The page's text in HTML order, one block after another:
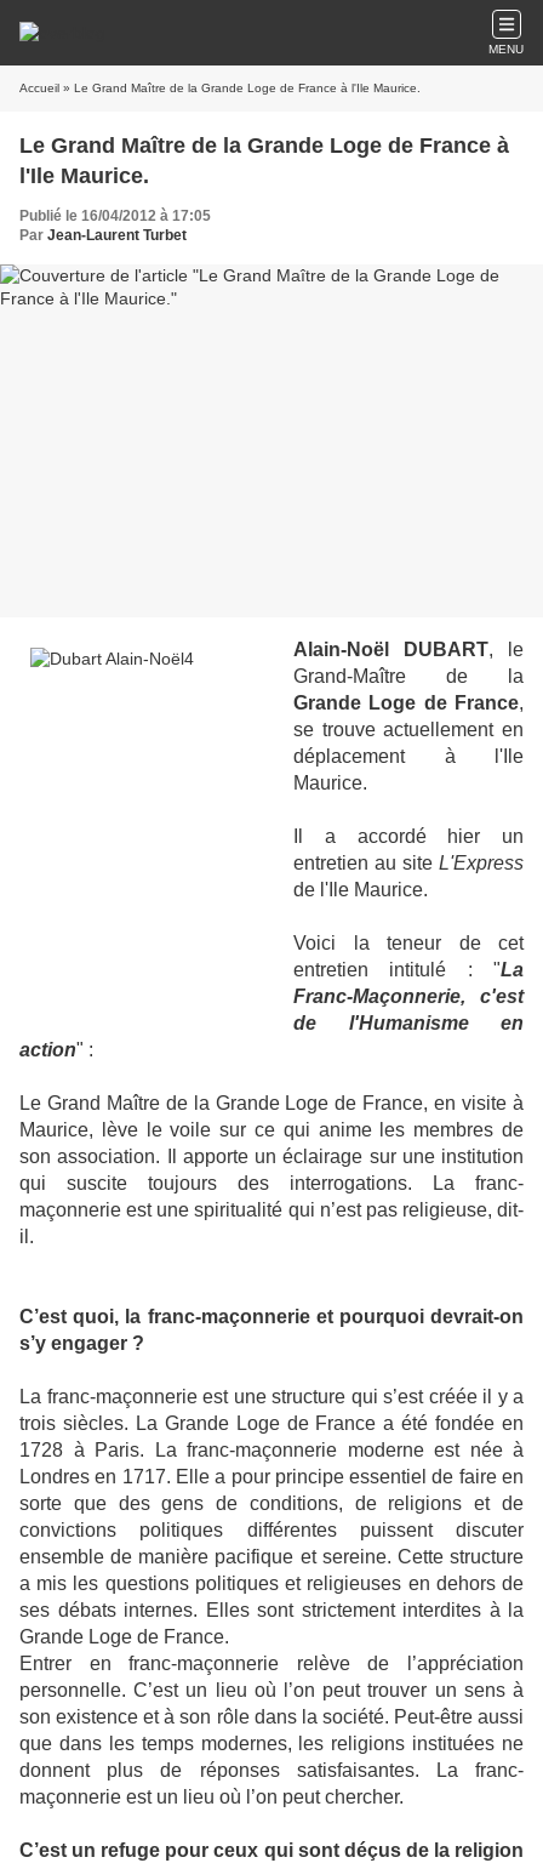
MENU
Accueil » Le Grand Maître de la Grande Loge de France à l'Ile Maurice.
Le Grand Maître de la Grande Loge de France à
l'Ile Maurice.
Publié le 16/04/2012 à 17:05
Par Jean-Laurent Turbet
Alain-Noël DUBART, le
Grand-Maître de la
Grande Loge de France,
se trouve actuellement en
déplacement à l'Ile
Maurice.
Il a accordé hier un
entretien au site L'Express
de l'Ile Maurice.
Voici la teneur de cet
entretien intitulé : "La
Franc-Maçonnerie, c'est
de l'Humanisme en
action" :
Le Grand Maître de la Grande Loge de France, en visite à
Maurice, lève le voile sur ce qui anime les membres de
son association. Il apporte un éclairage sur une institution
qui suscite toujours des interrogations. La franc-
maçonnerie est une spiritualité qui n’est pas religieuse, dit-
il.
C’est quoi, la franc-maçonnerie et pourquoi devrait-on
s’y engager ?
La franc-maçonnerie est une structure qui s’est créée il y a
trois siècles. La Grande Loge de France a été fondée en
1728 à Paris. La franc-maçonnerie moderne est née à
Londres en 1717. Elle a pour principe essentiel de faire en
sorte que des gens de conditions, de religions et de
convictions politiques différentes puissent discuter
ensemble de manière pacifique et sereine. Cette structure
a mis les questions politiques et religieuses en dehors de
ses débats internes. Elles sont strictement interdites à la
Grande Loge de France.
Entrer en franc-maçonnerie relève de l’appréciation
personnelle. C’est un lieu où l’on peut trouver un sens à
son existence et à son rôle dans la société. Peut-être aussi
que dans les temps modernes, les religions instituées ne
donnent plus de réponses satisfaisantes. La franc-
maçonnerie est un lieu où l’on peut chercher.
C’est un refuge pour ceux qui sont déçus de la religion